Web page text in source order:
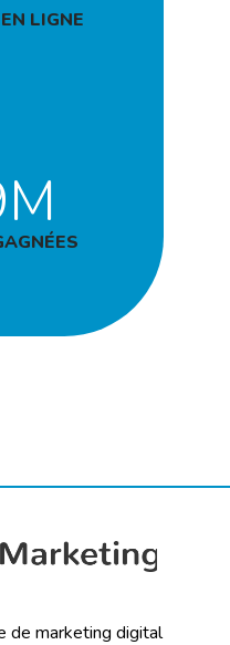
LIGNE
de marketing digital